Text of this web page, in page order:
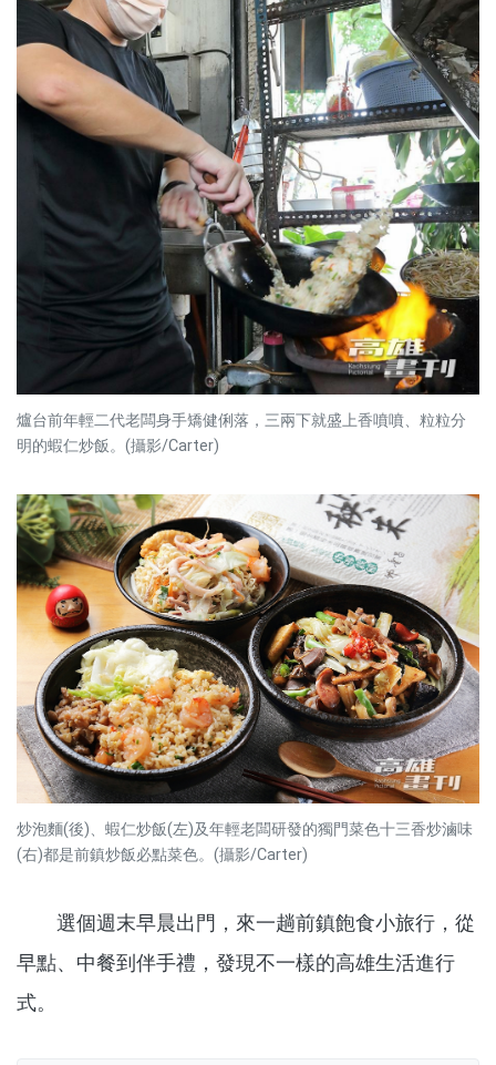
爐台前年輕二代老闆身手矯健俐落，三兩下就盛上香噴噴、粒粒分
明的蝦仁炒飯。(攝影/Carter)
炒泡麵(後)、蝦仁炒飯(左)及年輕老闆研發的獨門菜色十三香炒滷味
(右)都是前鎮炒飯必點菜色。(攝影/Carter)
選個週末早晨出門，來一趟前鎮飽食小旅行，從
早點、中餐到伴手禮，發現不一樣的高雄生活進行
式。